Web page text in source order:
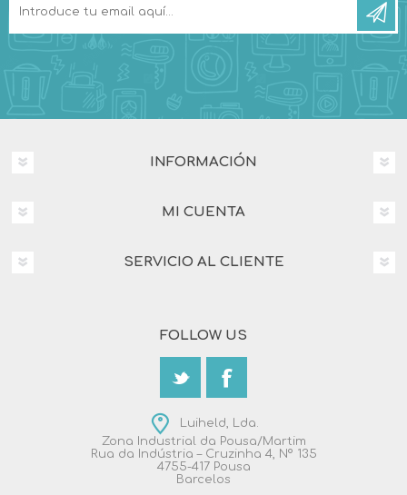
INFORMACIÓN
MI CUENTA
SERVICIO AL CLIENTE
FOLLOW US
Luiheld, Lda.
Zona Industrial da Pousa/Martim
Rua da Indústria – Cruzinha 4, Nº 135
4755-417 Pousa
Barcelos